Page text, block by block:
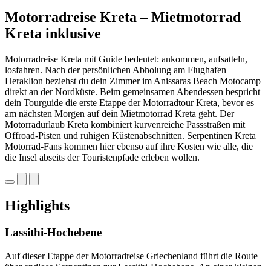
Motorradreise Kreta – Mietmotorrad
Kreta inklusive
Motorradreise Kreta mit Guide bedeutet: ankommen, aufsatteln,
losfahren. Nach der persönlichen Abholung am Flughafen
Heraklion beziehst du dein Zimmer im Anissaras Beach Motocamp
direkt an der Nordküste. Beim gemeinsamen Abendessen bespricht
dein Tourguide die erste Etappe der Motorradtour Kreta, bevor es
am nächsten Morgen auf dein Mietmotorrad Kreta geht. Der
Motorradurlaub Kreta kombiniert kurvenreiche Passstraßen mit
Offroad-Pisten und ruhigen Küstenabschnitten. Serpentinen Kreta
Motorrad-Fans kommen hier ebenso auf ihre Kosten wie alle, die
die Insel abseits der Touristenpfade erleben wollen.
Highlights
Lassithi-Hochebene
Auf dieser Etappe der Motorradreise Griechenland führt die Route